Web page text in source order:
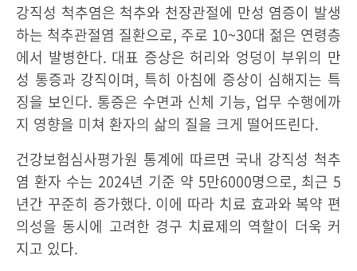
강직성 척추염은 척추와 천장관절에 만성 염증이 발생
하는 척추관절염 질환으로, 주로 10~30대 젊은 연령층
에서 발병한다. 대표 증상은 허리와 엉덩이 부위의 만
성 통증과 강직이며, 특히 아침에 증상이 심해지는 특
징을 보인다. 통증은 수면과 신체 기능, 업무 수행에까
지 영향을 미쳐 환자의 삶의 질을 크게 떨어뜨린다.
건강보험심사평가원 통계에 따르면 국내 강직성 척추
염 환자 수는 2024년 기준 약 5만6000명으로, 최근 5
년간 꾸준히 증가했다. 이에 따라 치료 효과와 복약 편
의성을 동시에 고려한 경구 치료제의 역할이 더욱 커
지고 있다.